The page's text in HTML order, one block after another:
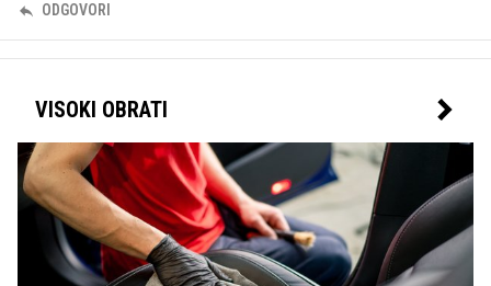
ODGOVORI
VISOKI OBRATI